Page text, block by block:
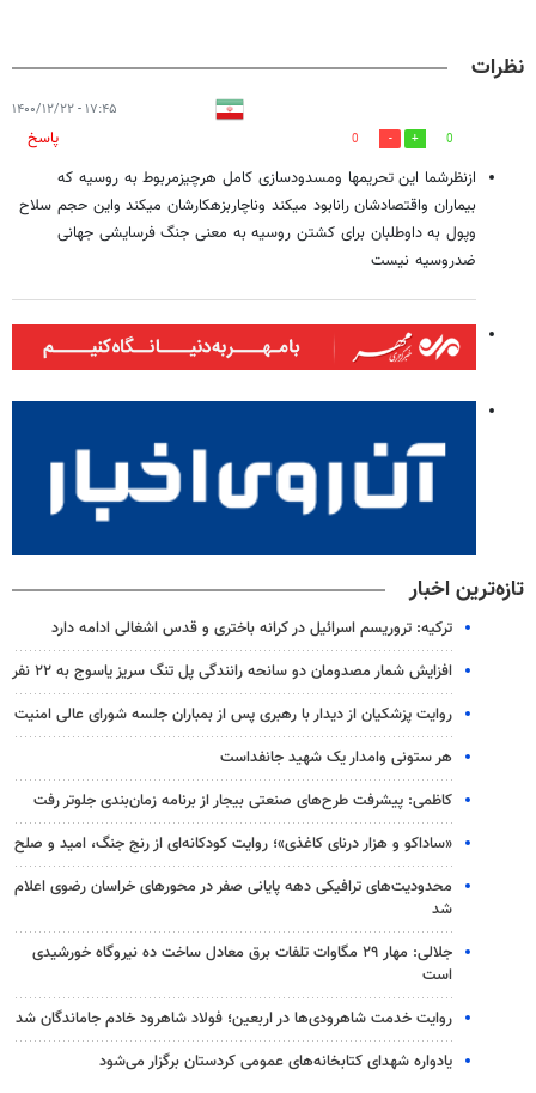
نظرات
۱۷:۴۵ - ۱۴۰۰/۱۲/۲۲
0
0
پاسخ
ازنظرشما این تحریمها ومسدودسازی کامل هرچیزمربوط به روسیه که
بیماران واقتصادشان رانابود میکند وناچاربزهکارشان میکند واین حجم سلاح
وپول به داوطلبان برای کشتن روسیه به معنی جنگ فرسایشی جهانی
ضدروسیه نیست
تازه‌ترین اخبار
ترکیه: تروریسم اسرائیل در کرانه باختری و قدس اشغالی ادامه دارد
افزایش شمار مصدومان دو سانحه رانندگی پل تنگ سریز یاسوج به ۲۲ نفر
روایت پزشکیان از دیدار با رهبری پس از بمباران جلسه شورای عالی امنیت
هر ستونی وامدار یک شهید جانفداست
کاظمی: پیشرفت طرح‌های صنعتی بیجار از برنامه زمان‌بندی جلوتر رفت
«ساداکو و هزار درنای کاغذی»؛ روایت کودکانه‌ای از رنج جنگ، امید و صلح
محدودیت‌های ترافیکی دهه پایانی صفر در محورهای خراسان رضوی اعلام
شد
جلالی: مهار ۲۹ مگاوات تلفات برق معادل ساخت ده نیروگاه خورشیدی
است
روایت خدمت شاهرودی‌ها در اربعین؛ فولاد شاهرود خادم جاماندگان شد
یادواره شهدای کتابخانه‌های عمومی کردستان برگزار می‌شود